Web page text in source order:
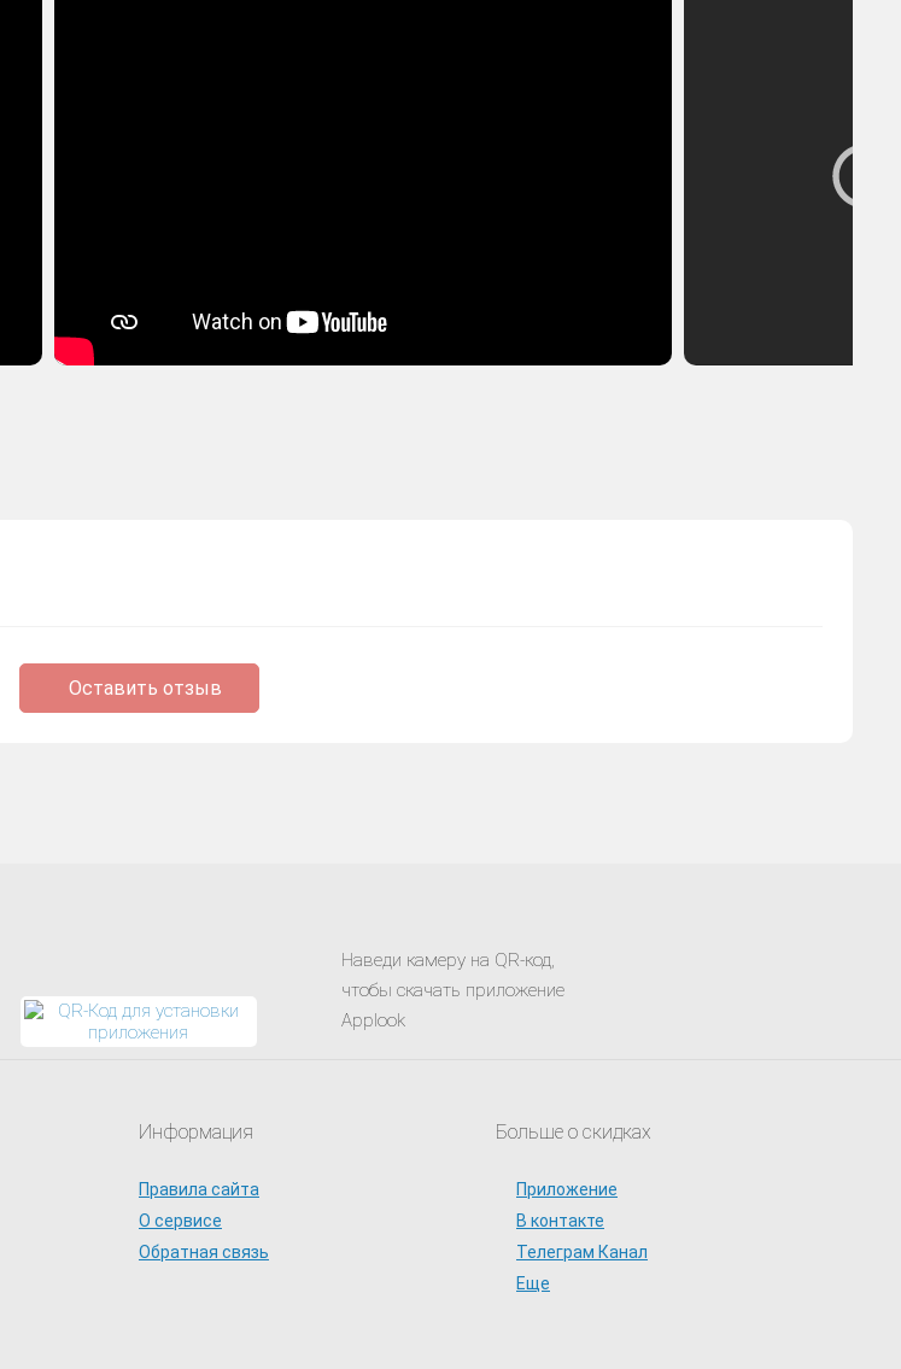
Оставить отзыв
Наведи камеру на QR-код,
чтобы скачать приложение
Applook
Информация
Правила сайта
О сервисе
Обратная связь
Больше о скидках
Приложение
В контакте
Телеграм Канал
Еще